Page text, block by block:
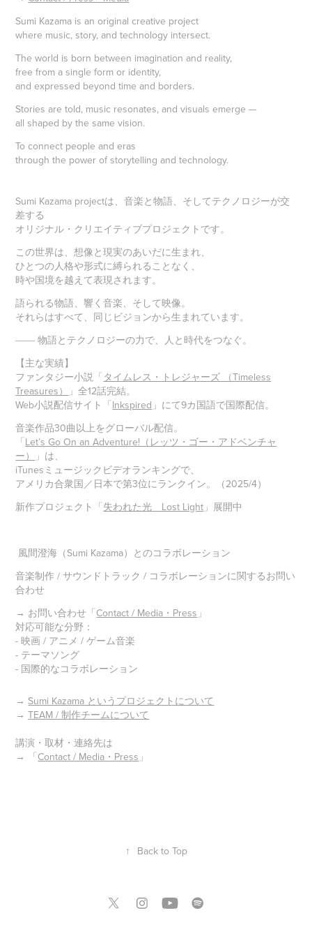
Sumi Kazama is an original creative project
where music, story, and technology intersect.
The world is born between imagination and reality,
free from a single form or identity,
and expressed beyond time and borders.
Stories are told, music resonates, and visuals emerge —
all shaped by the same vision.
To connect people and eras
through the power of storytelling and technology.
Sumi Kazama projectは、音楽と物語、そしてテクノロジーが交
差する
オリジナル・クリエイティブプロジェクトです。
この世界は、想像と現実のあいだに生まれ、
ひとつの人格や形式に縛られることなく、
時や国境を越えて表現されます。
語られる物語、響く音楽、そして映像。
それらはすべて、同じビジョンから生まれています。
―― 物語とテクノロジーの力で、人と時代をつなぐ。
【主な実績】
ファンタジー小説「 タイムレス・トレジャーズ （Timeless
Treasures）
」全12話完結。
Web小説配信サイト「Inkspired 」にて9カ国語で国際配信。
音楽作品30曲以上をグローバル配信。
「Let’s Go On an Adventure!（レッツ・ゴー・アドベンチャ
ー）
」は、
iTunesミュージックビデオランキングで、
アメリカ合衆国／日本で第3位にランクイン。（2025/4）
新作プロジェクト「失われた光 Lost Light 」展開中
風間澄海（Sumi Kazama）とのコラボレーション
音楽制作 / サウンドトラック / コラボレーションに関するお問い
合わせ
→ お問い合わせ 「Contact / Media・Press 」
対応可能な分野：
- 映画 / アニメ / ゲーム音楽
- テーマソング
- 国際的なコラボレーション
→ Sumi Kazama というプロジェクトについて
→TEAM / 制作チームについて
講演・取材・連絡先は
→ 「Contact / Media・Press 」
↑ Back to Top